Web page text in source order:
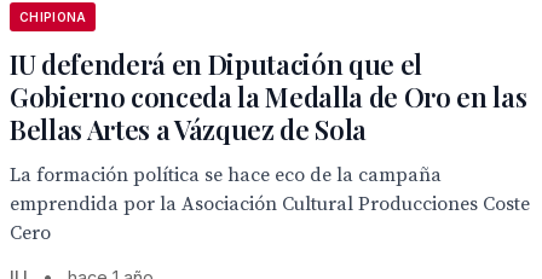
CHIPIONA
IU defenderá en Diputación que el
Gobierno conceda la Medalla de Oro en las
Bellas Artes a Vázquez de Sola
La formación política se hace eco de la campaña
emprendida por la Asociación Cultural Producciones Coste
Cero